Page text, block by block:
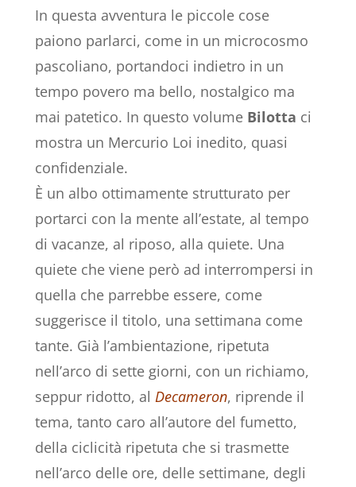
In questa avventura le piccole cose
paiono parlarci, come in un microcosmo
pascoliano, portandoci indietro in un
tempo povero ma bello, nostalgico ma
mai patetico. In questo volume Bilotta ci
mostra un Mercurio Loi inedito, quasi
confidenziale.
È un albo ottimamente strutturato per
portarci con la mente all’estate, al tempo
di vacanze, al riposo, alla quiete. Una
quiete che viene però ad interrompersi in
quella che parrebbe essere, come
suggerisce il titolo, una settimana come
tante. Già l’ambientazione, ripetuta
nell’arco di sette giorni, con un richiamo,
seppur ridotto, al Decameron, riprende il
tema, tanto caro all’autore del fumetto,
della ciclicità ripetuta che si trasmette
nell’arco delle ore, delle settimane, degli